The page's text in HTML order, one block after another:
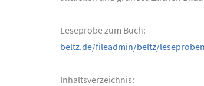
Leseprobe zum Buch:
beltz.de/fileadmin/beltz/
Inhaltsverzeichnis: